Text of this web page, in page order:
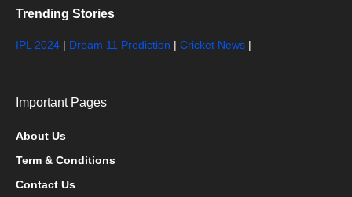
Trending Stories
IPL 2024 | Dream 11 Prediction | Cricket News |
Important Pages
About Us
Term & Conditions
Contact Us